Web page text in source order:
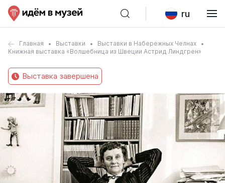
ru
Главная Выставки
Выставки в Набережных Челнах
Книжная выставка «Волшебница из Швеции Астрид Линдгрен»
Выставка завершена